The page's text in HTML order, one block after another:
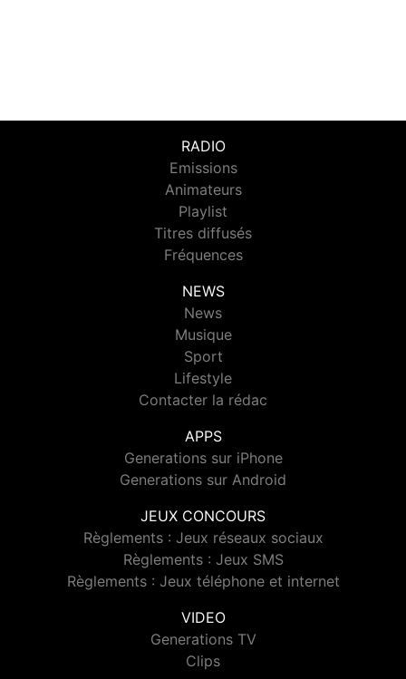
RADIO
Emissions
Animateurs
Playlist
Titres diffusés
Fréquences
NEWS
News
Musique
Sport
Lifestyle
Contacter la rédac
APPS
Generations sur iPhone
Generations sur Android
JEUX CONCOURS
Règlements : Jeux réseaux sociaux
Règlements : Jeux SMS
Règlements : Jeux téléphone et internet
VIDEO
Generations TV
Clips